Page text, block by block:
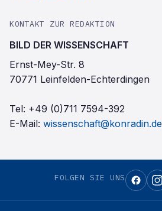
KONTAKT ZUR REDAKTION
BILD DER WISSENSCHAFT
Ernst-Mey-Str. 8
70771 Leinfelden-Echterdingen
Tel: +49 (0)711 7594-392
E-Mail: wissenschaft@konradin.de
FOLGEN SIE UNS